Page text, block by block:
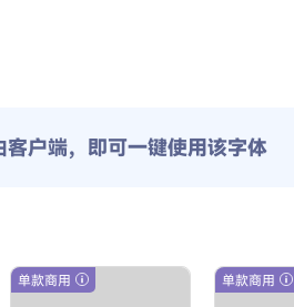
客户端，即可一键使用该字体
单款商用 单款商用